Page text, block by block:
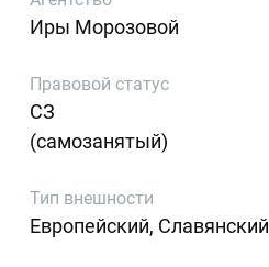
Иры Морозовой
Правовой статус
СЗ
(самозанятый)
Тип внешности
Европейский, Славянский